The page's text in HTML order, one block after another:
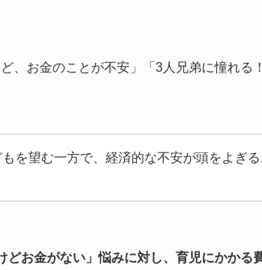
、お金のことが不安」「3人兄弟に憧れ
を望む一方で、経済的な不安が頭をよぎ
どお金がない」悩みに対し、育児にかか